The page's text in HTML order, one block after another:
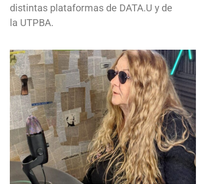
distintas plataformas de DATA.U y de
la UTPBA.